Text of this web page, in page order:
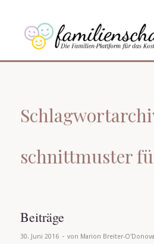
schnittmuster
Beiträge
30. Juni 2016 - von Marion Breiter-